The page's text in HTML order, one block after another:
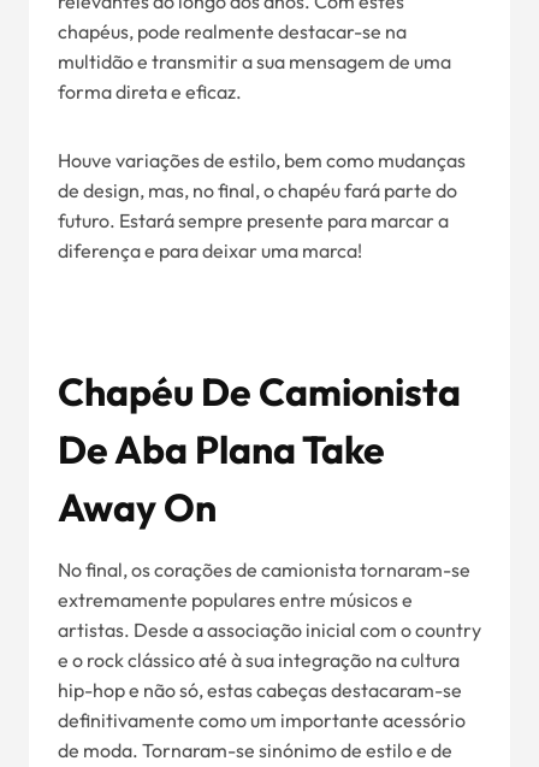
chapéus, pode realmente destacar-se na
multidão e transmitir a sua mensagem de uma
forma direta e eficaz.
Houve variações de estilo, bem como mudanças
de design, mas, no final, o chapéu fará parte do
futuro. Estará sempre presente para marcar a
diferença e para deixar uma marca!
Chapéu De Camionista
De Aba Plana Take
Away On
No final, os corações de camionista tornaram-se
extremamente populares entre músicos e
artistas. Desde a associação inicial com o country
e o rock clássico até à sua integração na cultura
hip-hop e não só, estas cabeças destacaram-se
definitivamente como um importante acessório
de moda. Tornaram-se sinónimo de estilo e de